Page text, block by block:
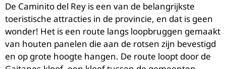
De Caminito del Rey is een van de belangrijkste
toeristische attracties in de provincie, en dat is geen
wonder! Het is een route langs loopbruggen gemaakt
van houten panelen die aan de rotsen zijn bevestigd
en op grote hoogte hangen. De route loopt door de